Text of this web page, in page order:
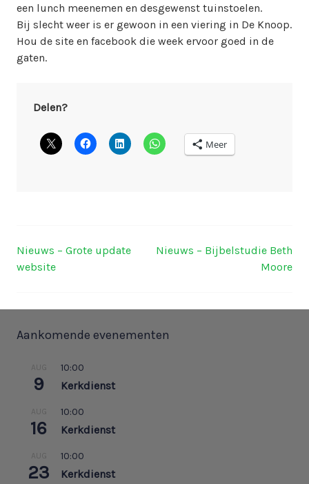
een lunch meenemen en desgewenst tuinstoelen.
Bij slecht weer is er gewoon in een viering in De Knoop.
Hou de site en facebook die week ervoor goed in de
gaten.
Delen?
Meer
Berichtnavigatie
Nieuws – Grote update
website
Nieuws – Bijbelstudie Beth
Moore
Aankomende evenementen
AUG
9
10:00
Kerkdienst
AUG
16
10:00
Kerkdienst
AUG
23
10:00
Kerkdienst